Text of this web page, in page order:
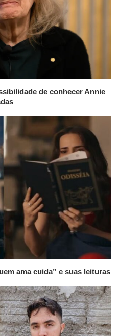
de conhecer Annie
ama cuida” e suas leituras